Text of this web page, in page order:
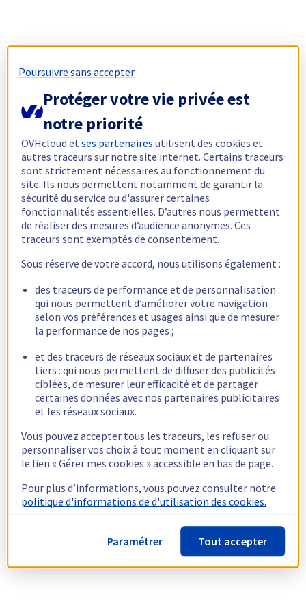
Poursuivre sans accepter
Protéger votre vie privée est
notre priorité
OVHcloud etses partenaires utilisent des cookies et
autres traceurs sur notre site internet. Certains traceurs
sont strictement nécessaires au fonctionnement du
site. Ils nous permettent notamment de garantir la
sécurité du service ou d'assurer certaines
fonctionnalités essentielles. D’autres nous permettent
de réaliser des mesures d’audience anonymes. Ces
traceurs sont exemptés de consentement.
Sous réserve de votre accord, nous utilisons également :
des traceurs de performance et de personnalisation :
qui nous permettent d’améliorer votre navigation
selon vos préférences et usages ainsi que de mesurer
la performance de nos pages ;
et des traceurs de réseaux sociaux et de partenaires
tiers : qui nous permettent de diffuser des publicités
ciblées, de mesurer leur efficacité et de partager
certaines données avec nos partenaires publicitaires
et les réseaux sociaux.
Vous pouvez accepter tous les traceurs, les refuser ou
personnaliser vos choix à tout moment en cliquant sur
le lien « Gérer mes cookies » accessible en bas de page.
Pour plus d’informations, vous pouvez consulter notre
politique d'informations de d'utilisation des cookies.
Paramétrer Tout accepter